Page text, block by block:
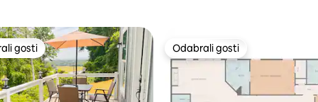
rangiranima s oznakom „Odabrali gosti”
gosti Odabrali gosti
Odabrali gosti